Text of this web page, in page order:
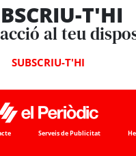
T'HI
al teu
SUBSCRIU-T'HI
Serveis de Publicitat